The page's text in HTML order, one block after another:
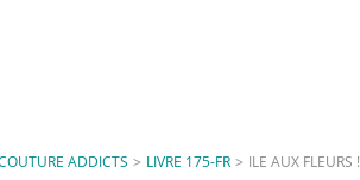
ADDICTS > LIVRE 175-FR > ILE AUX FLEURS !